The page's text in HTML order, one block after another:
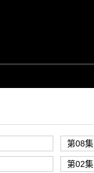
第08集
第02集